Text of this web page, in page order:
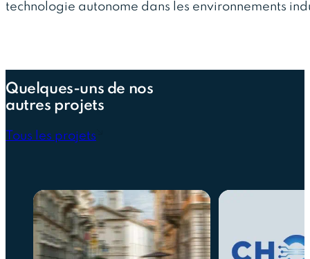
technologie autonome dans les environnements
Quelques-uns de nos
autres projets
Tous les projets